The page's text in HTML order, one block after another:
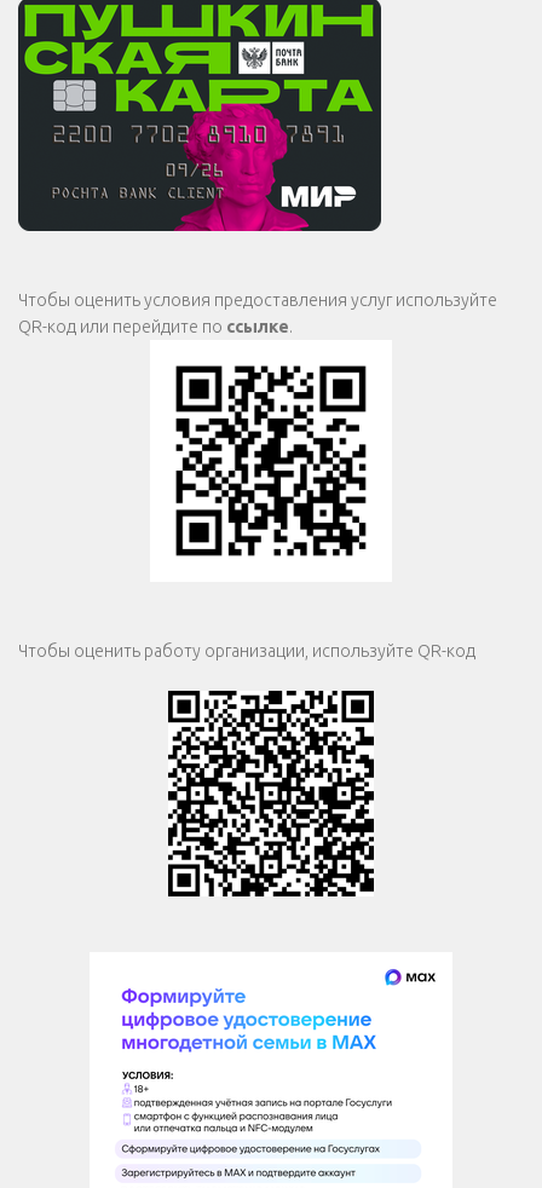
Чтобы оценить условия предоставления услуг используйте
QR-код или перейдите по ссылке.
Чтобы оценить работу организации, используйте QR-код